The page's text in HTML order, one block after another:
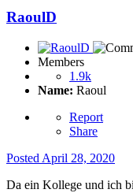
RaoulD
Members
1.9k
Name: Raoul
Report
Share
Posted April 28, 2020
Da ein Kollege und ich